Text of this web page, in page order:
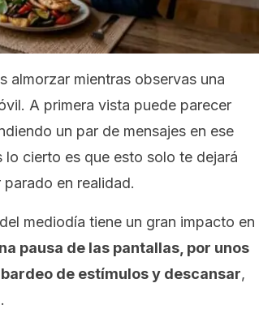
almorzar mientras observas una
A primera vista puede parecer
un par de mensajes en ese
cierto es que esto solo te dejará
en realidad.
mediodía tiene un gran impacto en
pausa de las pantallas, por unos
de estímulos y descansar,